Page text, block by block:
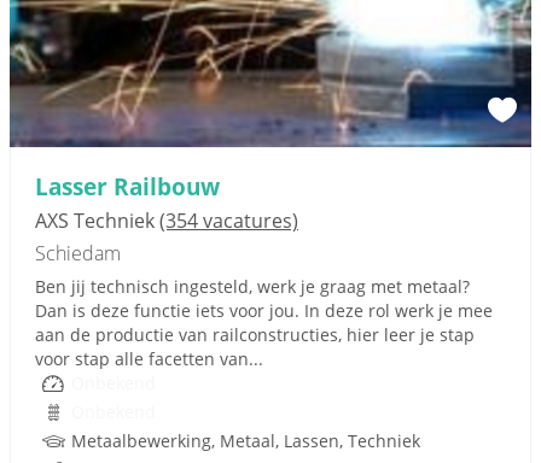
Lasser Railbouw
AXS Techniek(354 vacatures)
Schiedam
Ben jij technisch ingesteld, werk je graag met metaal?
Dan is deze functie iets voor jou. In deze rol werk je mee
aan de productie van railconstructies, hier leer je stap
voor stap alle facetten van...
Metaalbewerking, Metaal, Lassen, Techniek